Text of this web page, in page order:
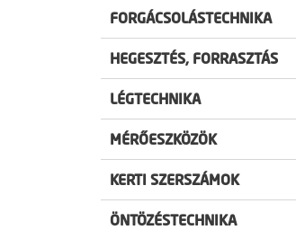
FORGÁCSOLÁSTECHNIKA
HEGESZTÉS, FORRASZTÁS
LÉGTECHNIKA
MÉRŐESZKÖZÖK
KERTI SZERSZÁMOK
ÖNTÖZÉSTECHNIKA